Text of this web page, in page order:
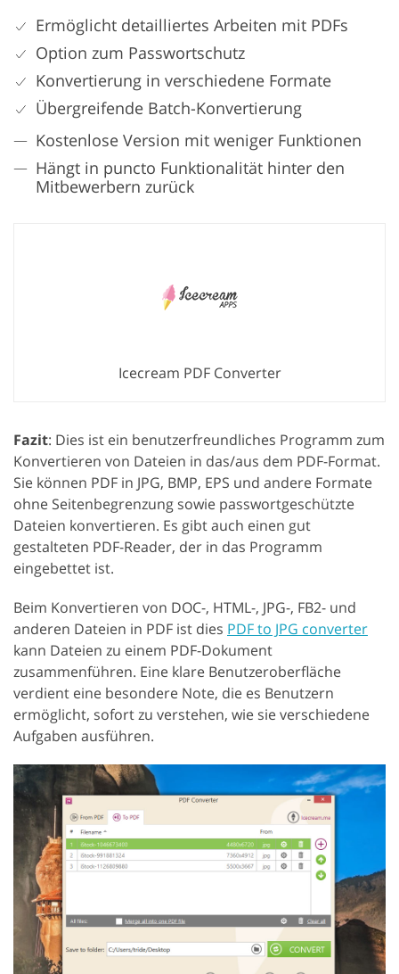
Ermöglicht detailliertes Arbeiten mit PDFs
Option zum Passwortschutz
Konvertierung in verschiedene Formate
Übergreifende Batch-Konvertierung
Kostenlose Version mit weniger Funktionen
Hängt in puncto Funktionalität hinter den
Mitbewerbern zurück
Icecream PDF Converter
Fazit: Dies ist ein benutzerfreundliches Programm zum
Konvertieren von Dateien in das/aus dem PDF-Format.
Sie können PDF in JPG, BMP, EPS und andere Formate
ohne Seitenbegrenzung sowie passwortgeschützte
Dateien konvertieren. Es gibt auch einen gut
gestalteten PDF-Reader, der in das Programm
eingebettet ist.
Beim Konvertieren von DOC-, HTML-, JPG-, FB2- und
anderen Dateien in PDF ist dies PDF to JPG converter
kann Dateien zu einem PDF-Dokument
zusammenführen. Eine klare Benutzeroberfläche
verdient eine besondere Note, die es Benutzern
ermöglicht, sofort zu verstehen, wie sie verschiedene
Aufgaben ausführen.